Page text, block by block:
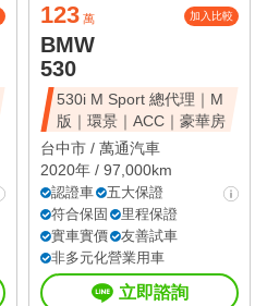
123 萬 加入比較
BMW
530
530i M Sport 總代理｜M
版｜環景｜ACC｜豪華房
台中市 / 萬通汽車
2020年 / 97,000km
認證車
五大保證
符合保固
里程保證
實車實價
友善試車
非多元化營業用車
立即諮詢